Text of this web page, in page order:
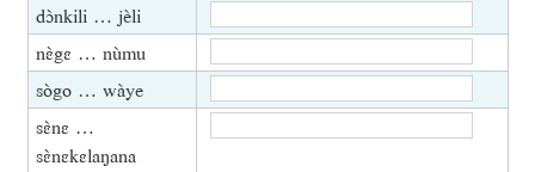
dɔ̀nkili … jèli
nɛ̀gɛ … nùmu
sògo … wàye
sɛ̀nɛ …
sɛ̀nɛkɛlaŋana